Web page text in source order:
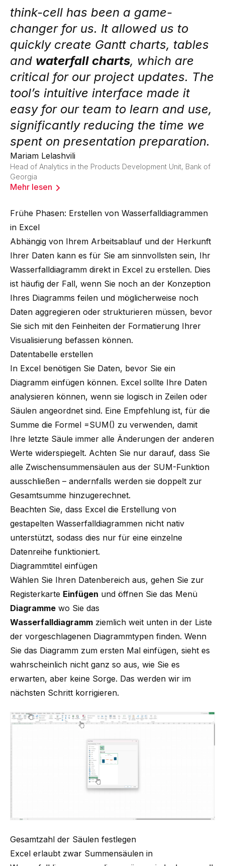
think-cell has been a game-
changer for us. It allowed us to
quickly create Gantt charts, tables
and waterfall charts, which are
critical for our project updates. The
tool’s intuitive interface made it
easy for our team to learn and use,
significantly reducing the time we
spent on presentation preparation.
Mariam Lelashvili
Head of Analytics in the Products Development Unit, Bank of
Georgia
Mehr lesen
Frühe Phasen: Erstellen von Wasserfalldiagrammen
in Excel
Abhängig von Ihrem Arbeitsablauf und der Herkunft
Ihrer Daten kann es für Sie am sinnvollsten sein, Ihr
Wasserfalldiagramm direkt in Excel zu erstellen. Dies
ist häufig der Fall, wenn Sie noch an der Konzeption
Ihres Diagramms feilen und möglicherweise noch
Daten aggregieren oder strukturieren müssen, bevor
Sie sich mit den Feinheiten der Formatierung Ihrer
Visualisierung befassen können.
Datentabelle erstellen
In Excel benötigen Sie Daten, bevor Sie ein
Diagramm einfügen können. Excel sollte Ihre Daten
analysieren können, wenn sie logisch in Zeilen oder
Säulen angeordnet sind. Eine Empfehlung ist, für die
Summe die Formel =SUM() zu verwenden, damit
Ihre letzte Säule immer alle Änderungen der anderen
Werte widerspiegelt. Achten Sie nur darauf, dass Sie
alle Zwischensummensäulen aus der SUM-Funktion
ausschließen – andernfalls werden sie doppelt zur
Gesamtsumme hinzugerechnet.
Beachten Sie, dass Excel die Erstellung von
gestapelten Wasserfalldiagrammen nicht nativ
unterstützt, sodass dies nur für eine einzelne
Datenreihe funktioniert.
Diagrammtitel einfügen
Wählen Sie Ihren Datenbereich aus, gehen Sie zur
Registerkarte Einfügen und öffnen Sie das Menü
Diagramme wo Sie das
Wasserfalldiagramm ziemlich weit unten in der Liste
der vorgeschlagenen Diagrammtypen finden. Wenn
Sie das Diagramm zum ersten Mal einfügen, sieht es
wahrscheinlich nicht ganz so aus, wie Sie es
erwarten, aber keine Sorge. Das werden wir im
nächsten Schritt korrigieren.
Gesamtzahl der Säulen festlegen
Excel erlaubt zwar Summensäulen in